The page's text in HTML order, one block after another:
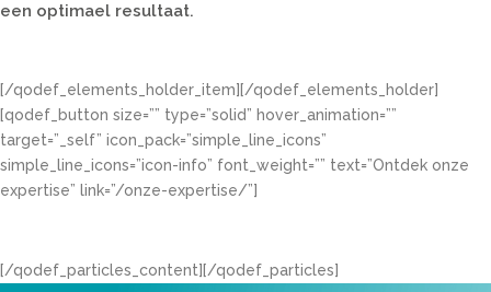
een optimael resultaat.
[/qodef_elements_holder_item][/qodef_elements_holder]
[qodef_button size=”” type=”solid” hover_animation=””
target=”_self” icon_pack=”simple_line_icons”
simple_line_icons=”icon-info” font_weight=”” text=”Ontdek onze
expertise” link=”/onze-expertise/”]
[/qodef_particles_content][/qodef_particles]